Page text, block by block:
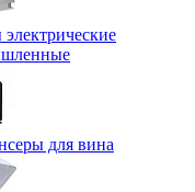
для вина